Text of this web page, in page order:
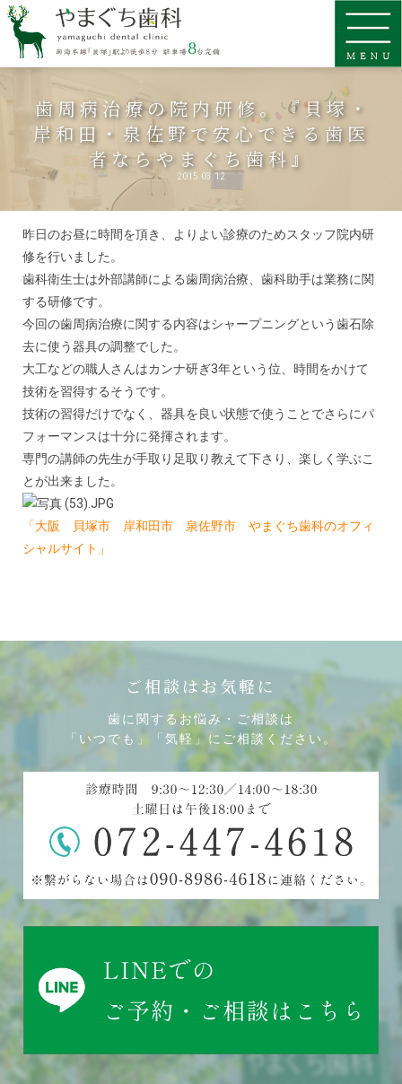
歯周病治療の院内研修。『貝塚・
岸和田・泉佐野で安心できる歯医
者ならやまぐち歯科』
2015.03.12
昨日のお昼に時間を頂き、よりよい診療のためスタッフ院内研
修を行いました。
歯科衛生士は外部講師による歯周病治療、歯科助手は業務に関
する研修です。
今回の歯周病治療に関する内容はシャープニングという歯石除
去に使う器具の調整でした。
大工などの職人さんはカンナ研ぎ3年という位、時間をかけて
技術を習得するそうです。
技術の習得だけでなく、器具を良い状態で使うことでさらにパ
フォーマンスは十分に発揮されます。
専門の講師の先生が手取り足取り教えて下さり、楽しく学ぶこ
とが出来ました。
「大阪 貝塚市 岸和田市 泉佐野市 やまぐち歯科のオフィ
シャルサイト」
ご相談はお気軽に
歯に関するお悩み・ご相談は
「いつでも」「気軽」にご相談ください。